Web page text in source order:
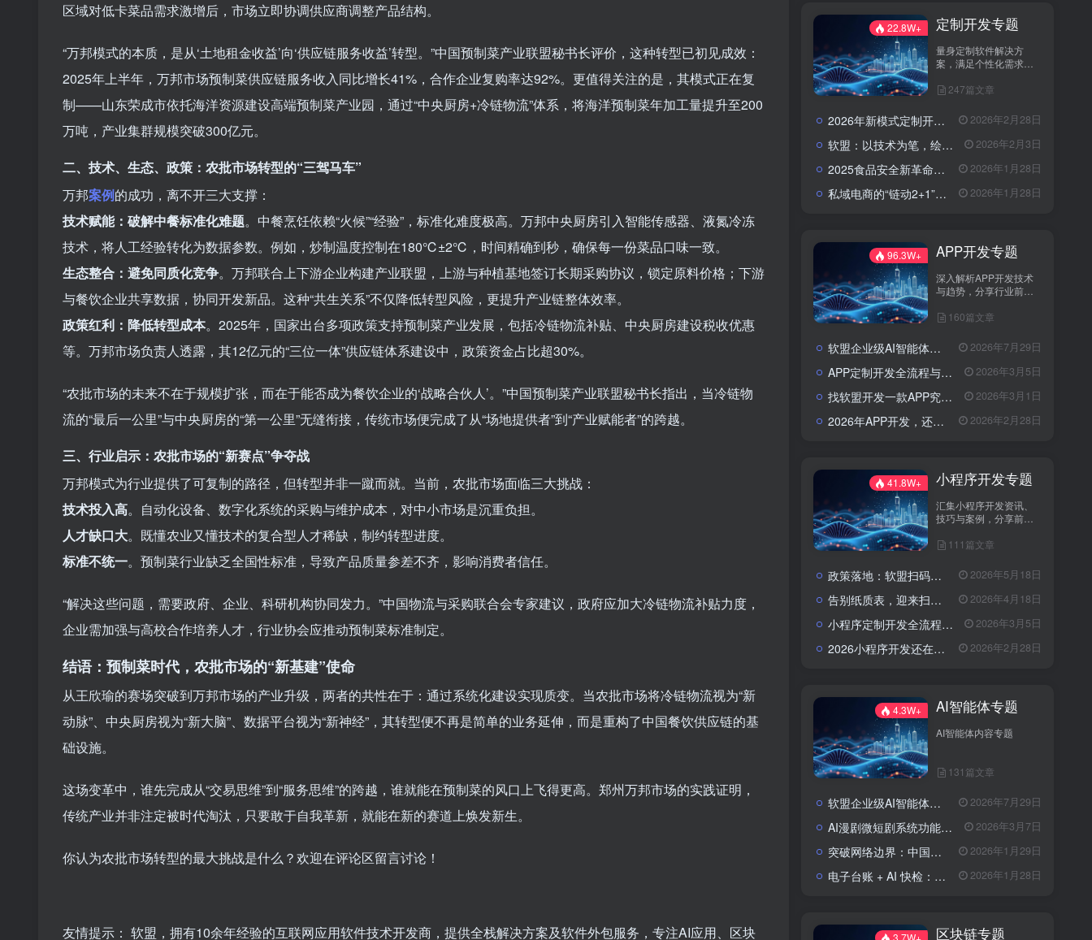
区域对低卡菜品需求激增后，市场立即协调供应商调整产品结构。
“万邦模式的本质，是从‘土地租金收益’向‘供应链服务收益’转型。”中国预制菜产业联盟秘书长评价，这种转型已初见成效：
2025年上半年，万邦市场预制菜供应链服务收入同比增长41%，合作企业复购率达92%。更值得关注的是，其模式正在复
制——山东荣成市依托海洋资源建设高端预制菜产业园，通过“中央厨房+冷链物流”体系，将海洋预制菜年加工量提升至200
万吨，产业集群规模突破300亿元。
二、技术、生态、政策：农批市场转型的“三驾马车”
万邦案例的成功，离不开三大支撑：
技术赋能：破解中餐标准化难题。中餐烹饪依赖“火候”“经验”，标准化难度极高。万邦中央厨房引入智能传感器、液氮冷冻
技术，将人工经验转化为数据参数。例如，炒制温度控制在180℃±2℃，时间精确到秒，确保每一份菜品口味一致。
生态整合：避免同质化竞争。万邦联合上下游企业构建产业联盟，上游与种植基地签订长期采购协议，锁定原料价格；下游
与餐饮企业共享数据，协同开发新品。这种“共生关系”不仅降低转型风险，更提升产业链整体效率。
政策红利：降低转型成本。2025年，国家出台多项政策支持预制菜产业发展，包括冷链物流补贴、中央厨房建设税收优惠
等。万邦市场负责人透露，其12亿元的“三位一体”供应链体系建设中，政策资金占比超30%。
“农批市场的未来不在于规模扩张，而在于能否成为餐饮企业的‘战略合伙人’。”中国预制菜产业联盟秘书长指出，当冷链物
流的“最后一公里”与中央厨房的“第一公里”无缝衔接，传统市场便完成了从“场地提供者”到“产业赋能者”的跨越。
三、行业启示：农批市场的“新赛点”争夺战
万邦模式为行业提供了可复制的路径，但转型并非一蹴而就。当前，农批市场面临三大挑战：
技术投入高。自动化设备、数字化系统的采购与维护成本，对中小市场是沉重负担。
人才缺口大。既懂农业又懂技术的复合型人才稀缺，制约转型进度。
标准不统一。预制菜行业缺乏全国性标准，导致产品质量参差不齐，影响消费者信任。
“解决这些问题，需要政府、企业、科研机构协同发力。”中国物流与采购联合会专家建议，政府应加大冷链物流补贴力度，
企业需加强与高校合作培养人才，行业协会应推动预制菜标准制定。
结语：预制菜时代，农批市场的“新基建”使命
从王欣瑜的赛场突破到万邦市场的产业升级，两者的共性在于：通过系统化建设实现质变。当农批市场将冷链物流视为“新
动脉”、中央厨房视为“新大脑”、数据平台视为“新神经”，其转型便不再是简单的业务延伸，而是重构了中国餐饮供应链的基
础设施。
这场变革中，谁先完成从“交易思维”到“服务思维”的跨越，谁就能在预制菜的风口上飞得更高。郑州万邦市场的实践证明，
传统产业并非注定被时代淘汰，只要敢于自我革新，就能在新的赛道上焕发新生。
你认为农批市场转型的最大挑战是什么？欢迎在评论区留言讨论！
友情提示： 软盟，拥有10余年经验的互联网应用软件技术开发商，提供全栈解决方案及软件外包服务，专注AI应用、区块
22.8W+ 定制开发专题
量身定制软件解决方
案，满足个性化需求。
您实现业务创新与技术
247篇文章
2026年新模式定制开发找谁？软盟科技——数字化转型的可靠伙伴 2026年2月28日
软盟：以技术为笔，绘就数字经济新蓝图——全栈开发服务赋能企业数字化转型 2026年2月3日
2025食品安全新革命：AI+区块链，重塑农产品信任链 2026年1月28日
私域电商的“链动2+1”模式：区块链技术如何激活社交裂变？ 2026年1月28日
96.3W+ APP开发专题
深入解析APP开发技术
与趋势，分享行业前沿
打造卓越应用，引领市
160篇文章
软盟企业级AI智能体定制开发业务全景：从技术交付到场景价值落地 2026年7月29日
APP定制开发全流程与成本解析：从需求到落地的系统性攻略 2026年3月5日
找软盟开发一款APP究竟要花多少钱？揭秘影响预算的五大核心因素 2026年3月1日
2026年APP开发，还在为选服务商发愁吗？软盟用实力说话！ 2026年2月28日
41.8W+ 小程序开发专题
汇集小程序开发资讯、
技巧与案例，分享前沿
111篇文章
政策落地：软盟扫码入企系统为规范涉企行政检查提供数字化解决方案 2026年5月18日
告别纸质表，迎来扫码风：企业检查开启“数字入企”新篇章 2026年4月18日
小程序定制开发全流程解析：流程、费用与避坑指南 2026年3月5日
2026小程序开发还在东拼西凑？软盟定制方案让你赢在起跑线？ 2026年2月28日
4.3W+ AI智能体专题
AI智能体内容专题
131篇文章
软盟企业级AI智能体定制开发业务全景：从技术交付到场景价值落地 2026年7月29日
AI漫剧微短剧系统功能包括了哪些？ 2026年3月7日
突破网络边界：中国实现全球首次人形机器人低轨卫星自主作业 2026年1月29日
电子台账 + AI 快检：区块链技术如何为农批市场食品安全上“双保险”？ 2026年1月28日
区块链专题